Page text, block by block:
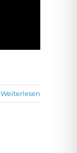
Weiterlesen